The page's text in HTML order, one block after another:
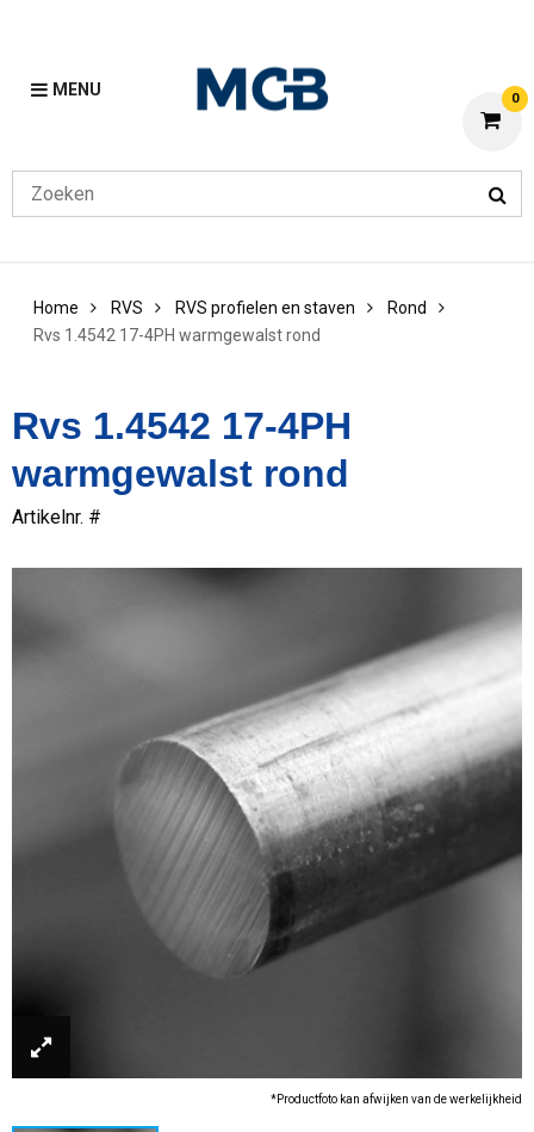
MENU 0
Home RVS RVS profielen en staven
Rond
Rvs 1.4542 17-4PH warmgewalst rond
Rvs 1.4542 17-4PH
warmgewalst rond
Artikelnr. #
*Productfoto kan afwijken van de werkelijkheid